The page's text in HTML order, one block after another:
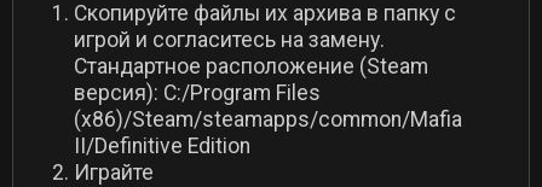
Скопируйте файлы их архива в папку с
игрой и согласитесь на замену.
Стандартное расположение (Steam
версия): C:/Program Files
(x86)/Steam/steamapps/common/Mafia
II/Definitive Edition
Играйте